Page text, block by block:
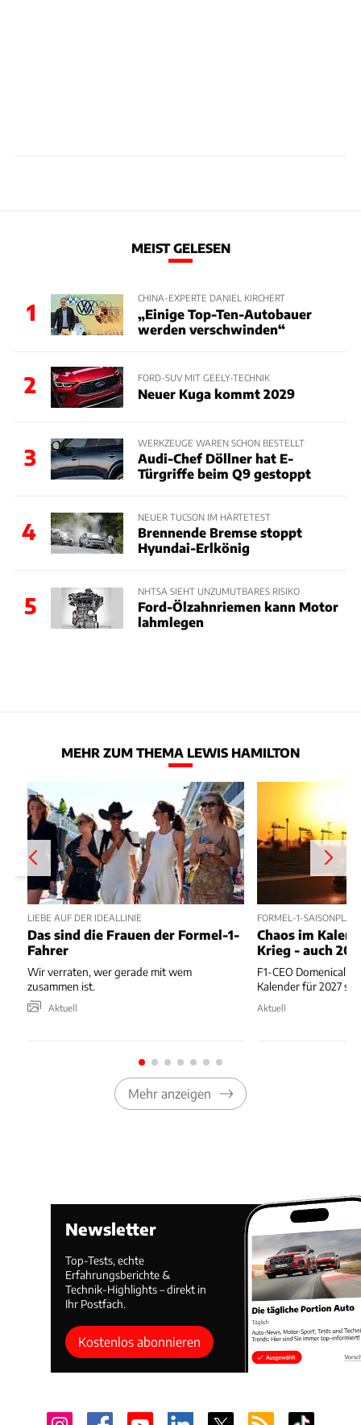
MEIST GELESEN
1
CHINA-EXPERTE DANIEL KIRCHERT
„Einige Top-Ten-Autobauer
werden verschwinden“
2 FORD-SUV MIT GEELY-TECHNIK
Neuer Kuga kommt 2029
3
WERKZEUGE WAREN SCHON BESTELLT
Audi-Chef Döllner hat E-
Türgriffe beim Q9 gestoppt
4
NEUER TUCSON IM HÄRTETEST
Brennende Bremse stoppt
Hyundai-Erlkönig
5
NHTSA SIEHT UNZUMUTBARES RISIKO
Ford-Ölzahnriemen kann Motor
lahmlegen
MEHR ZUM THEMA LEWIS HAMILTON
LIEBE AUF DER IDEALLINIE
Das sind die Frauen der Formel-1-
Fahrer
Wir verraten, wer gerade mit wem
zusammen ist.
Aktuell
FORMEL-1-
Chaos im
Krieg - auch
F1-CEO Domenicali
Kalender für 2027
Aktuell
Mehr anzeigen
Newsletter
Top-Tests, echte
Erfahrungsberichte &
Technik-Highlights – direkt in
Ihr Postfach.
Kostenlos abonnieren